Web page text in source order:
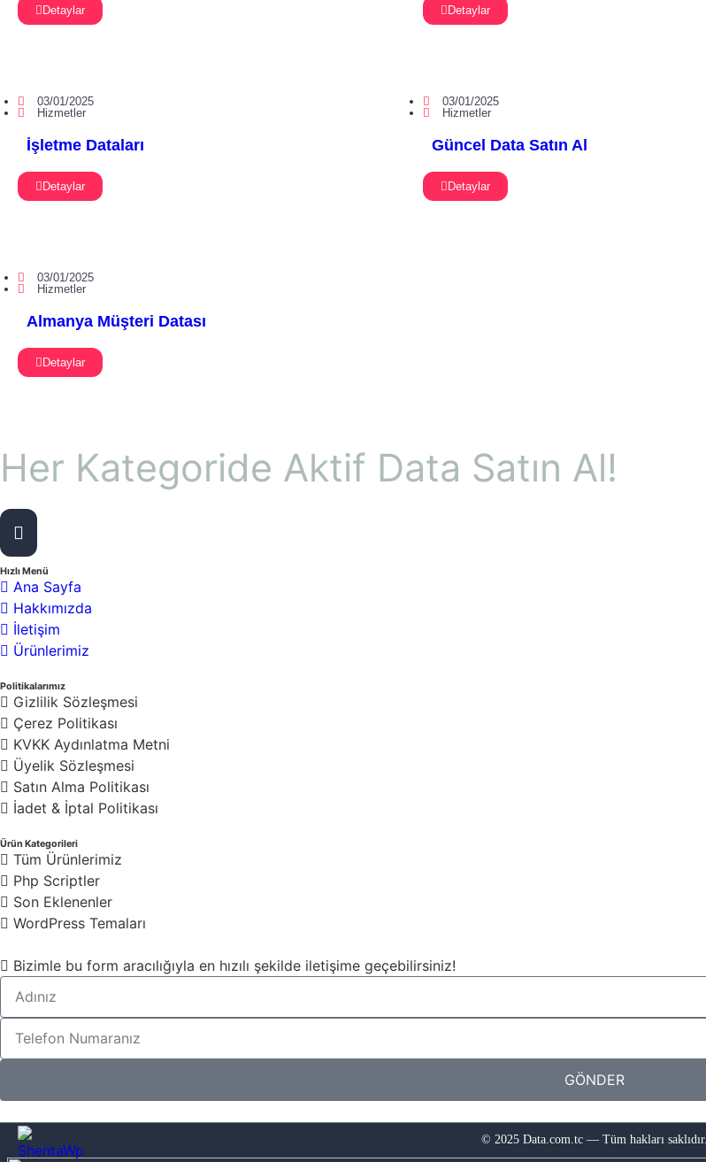
Detaylar Detaylar
03/01/2025
Hizmetler
İşletme Dataları
Detaylar
03/01/2025
Hizmetler
Güncel Data Satın Al
Detaylar
03/01/2025
Hizmetler
Almanya Müşteri Datası
Detaylar
Her Kategoride Aktif Data Satın Al!
Hızlı Menü
Ana Sayfa
Hakkımızda
İletişim
Ürünlerimiz
Politikalarımız
Gizlilik Sözleşmesi
Çerez Politikası
KVKK Aydınlatma Metni
Üyelik Sözleşmesi
Satın Alma Politikası
İadet & İptal Politikası
Ürün Kategorileri
Tüm Ürünlerimiz
Php Scriptler
Son Eklenenler
WordPress Temaları
Bizimle bu form aracılığıyla en hızılı şekilde iletişime geçebilirsiniz!
GÖNDER
© 2025 Data.com.tc — Tüm hakları saklıdır.